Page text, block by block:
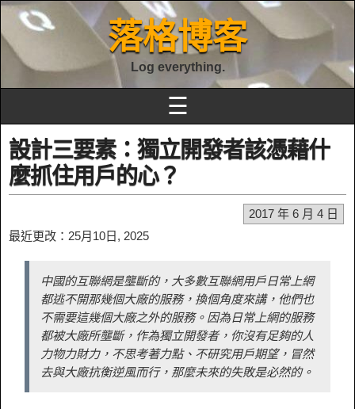
落格博客
Log everything.
☰
設計三要素：獨立開發者該憑藉什
麼抓住用戶的心？
2017 年 6 月 4 日
最近更改：25月10日, 2025
中國的互聯網是壟斷的，大多數互聯網用戶日常上網
都逃不開那幾個大廠的服務，換個角度來講，他們也
不需要這幾個大廠之外的服務。因為日常上網的服務
都被大廠所壟斷，作為獨立開發者，你沒有足夠的人
力物力財力，不思考著力點、不研究用戶期望，冒然
去與大廠抗衡逆風而行，那麼未來的失敗是必然的。